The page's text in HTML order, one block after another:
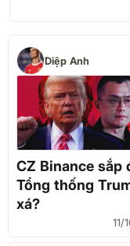
Diệp Anh
CZ Binance sắp
Tổng thống
xá?
11/